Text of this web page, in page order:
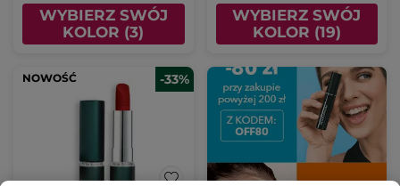
WYBIERZ SWÓJ
KOLOR (3)
WYBIERZ SWÓJ
KOLOR (19)
NOWOŚĆ -33%